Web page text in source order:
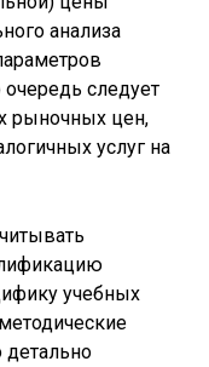
анализа
следует
рыночных цен,
услуг на
учебных